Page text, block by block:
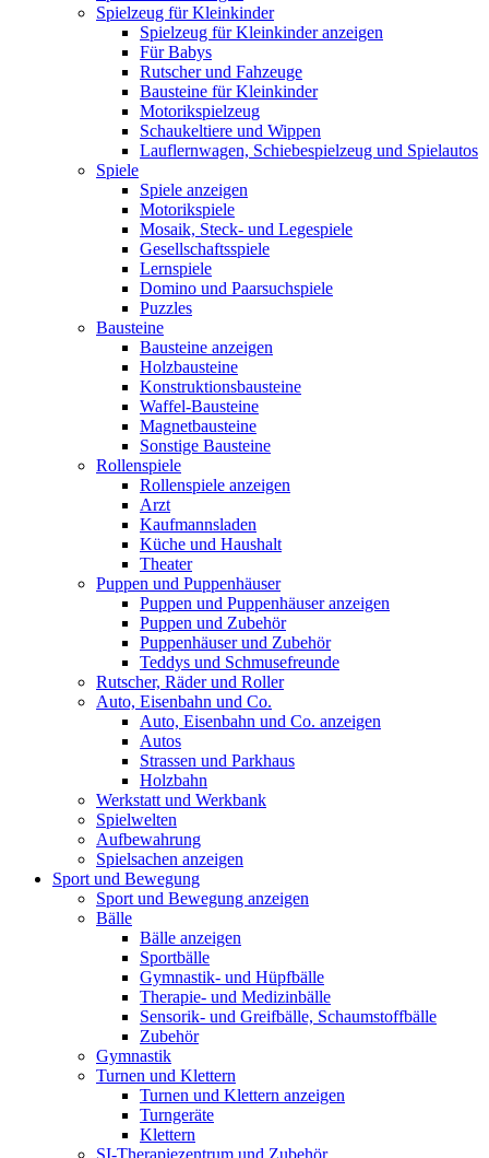
Spielzeug für Kleinkinder
Spielzeug für Kleinkinder anzeigen
Für Babys
Rutscher und Fahzeuge
Bausteine für Kleinkinder
Motorikspielzeug
Schaukeltiere und Wippen
Lauflernwagen, Schiebespielzeug und Spielautos
Spiele
Spiele anzeigen
Motorikspiele
Mosaik, Steck- und Legespiele
Gesellschaftsspiele
Lernspiele
Domino und Paarsuchspiele
Puzzles
Bausteine
Bausteine anzeigen
Holzbausteine
Konstruktionsbausteine
Waffel-Bausteine
Magnetbausteine
Sonstige Bausteine
Rollenspiele
Rollenspiele anzeigen
Arzt
Kaufmannsladen
Küche und Haushalt
Theater
Puppen und Puppenhäuser
Puppen und Puppenhäuser anzeigen
Puppen und Zubehör
Puppenhäuser und Zubehör
Teddys und Schmusefreunde
Rutscher, Räder und Roller
Auto, Eisenbahn und Co.
Auto, Eisenbahn und Co. anzeigen
Autos
Strassen und Parkhaus
Holzbahn
Werkstatt und Werkbank
Spielwelten
Aufbewahrung
Spielsachen anzeigen
Sport und Bewegung
Sport und Bewegung anzeigen
Bälle
Bälle anzeigen
Sportbälle
Gymnastik- und Hüpfbälle
Therapie- und Medizinbälle
Sensorik- und Greifbälle, Schaumstoffbälle
Zubehör
Gymnastik
Turnen und Klettern
Turnen und Klettern anzeigen
Turngeräte
Klettern
SI-Therapiezentrum und Zubehör